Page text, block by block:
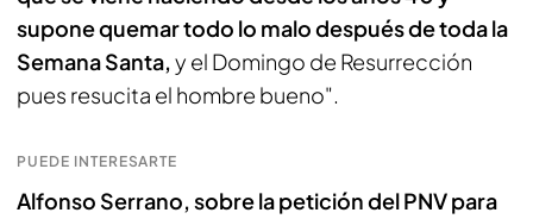
supone quemar todo lo malo después de toda la
Semana Santa,y el Domingo de Resurrección
pues resucita el hombre bueno".
PUEDE INTERESARTE
Alfonso Serrano, sobre la petición del PNV para